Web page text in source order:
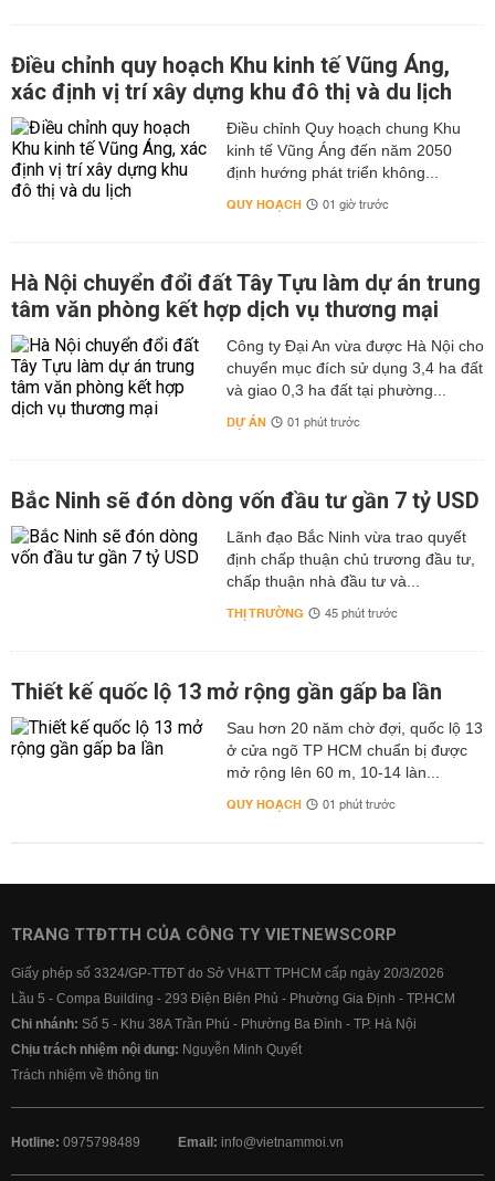
Điều chỉnh quy hoạch Khu kinh tế Vũng Áng,
xác định vị trí xây dựng khu đô thị và du lịch
Điều chỉnh Quy hoạch chung Khu
kinh tế Vũng Áng đến năm 2050
định hướng phát triển không...
QUY HOẠCH 01 giờ trước
Hà Nội chuyển đổi đất Tây Tựu làm dự án trung
tâm văn phòng kết hợp dịch vụ thương mại
Công ty Đại An vừa được Hà Nội cho
chuyển mục đích sử dụng 3,4 ha đất
và giao 0,3 ha đất tại phường...
DỰ ÁN 01 phút trước
Bắc Ninh sẽ đón dòng vốn đầu tư gần 7 tỷ USD
Lãnh đạo Bắc Ninh vừa trao quyết
định chấp thuận chủ trương đầu tư,
chấp thuận nhà đầu tư và...
THỊ TRƯỜNG 45 phút trước
Thiết kế quốc lộ 13 mở rộng gần gấp ba lần
Sau hơn 20 năm chờ đợi, quốc lộ 13
ở cửa ngõ TP HCM chuẩn bị được
mở rộng lên 60 m, 10-14 làn...
QUY HOẠCH 01 phút trước
TRANG TTĐTTH CỦA CÔNG TY VIETNEWSCORP
Giấy phép số 3324/GP-TTĐT do Sở VH&TT TPHCM cấp ngày 20/3/2026
Lầu 5 - Compa Building - 293 Điện Biên Phủ - Phường Gia Định - TP.HCM
Chi nhánh: Số 5 - Khu 38A Trần Phú - Phường Ba Đình - TP. Hà Nội
Chịu trách nhiệm nội dung: Nguyễn Minh Quyết
Trách nhiệm về thông tin
Hotline: 0975798489 Email: info@vietnammoi.vn